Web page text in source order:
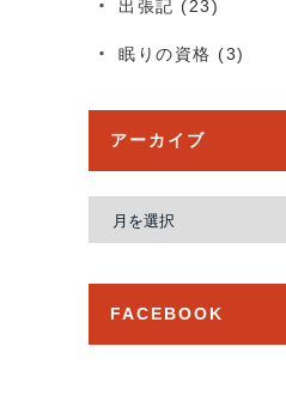
出張記 (23)
眠りの資格 (3)
アーカイブ
ー
FACEBOOK